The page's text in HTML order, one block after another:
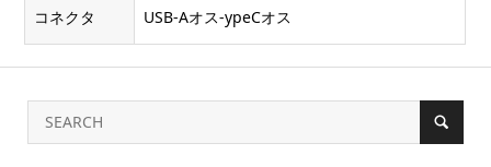
コネクタ USB-Aオス-ypeCオス